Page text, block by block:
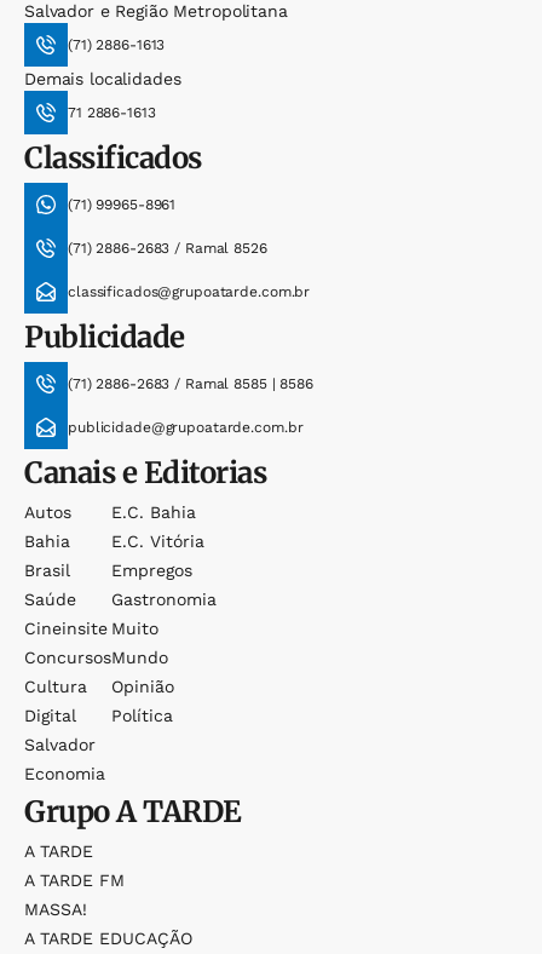
Salvador e Região Metropolitana
(71) 2886-1613
Demais localidades
71 2886-1613
Classificados
(71) 99965-8961
(71) 2886-2683 / Ramal 8526
classificados@grupoatarde.com.br
Publicidade
(71) 2886-2683 / Ramal 8585 | 8586
publicidade@grupoatarde.com.br
Canais e Editorias
Autos
Bahia
Brasil
Saúde
Cineinsite
Concursos
Cultura
Digital
Salvador
Economia
E.c. Bahia
E.c. Vitória
Empregos
Gastronomia
Muito
Mundo
Opinião
Política
GrupoA TARDE
A TARDE
A TARDE FM
MASSA!
A TARDE EDUCAÇÃO